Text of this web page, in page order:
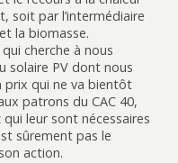
soit par l’intermédiaire
la biomasse.
cherche à nous
solaire PV dont nous
prix qui ne va bientôt
patrons du CAC 40,
leur sont nécessaires
sûrement pas le
action.